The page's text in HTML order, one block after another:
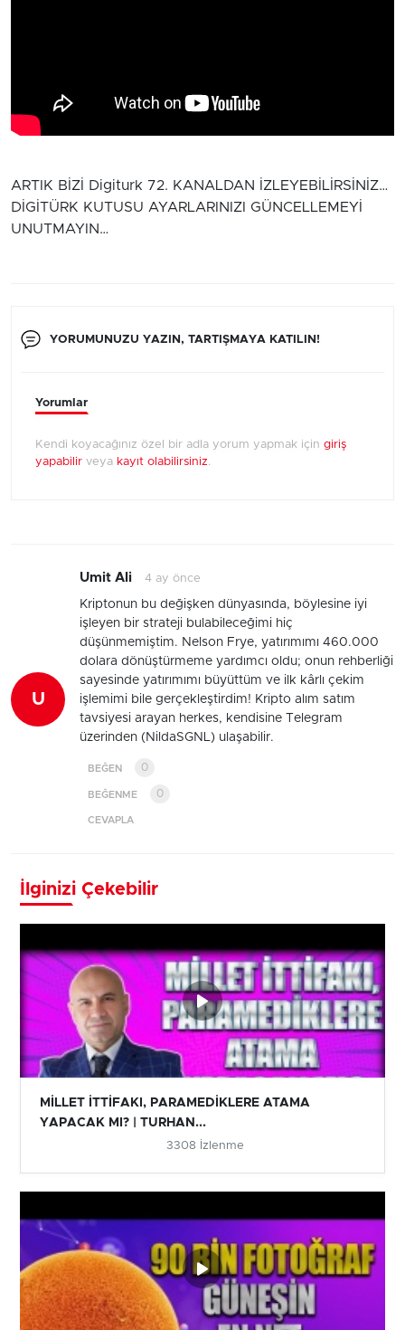
ARTIK BİZİ Digiturk 72. KANALDAN İZLEYEBİLİRSİNİZ…
DİGİTÜRK KUTUSU AYARLARINIZI GÜNCELLEMEYİ
UNUTMAYIN…
YORUMUNUZU YAZIN, TARTIŞMAYA KATILIN!
Yorumlar
Kendi koyacağınız özel bir adla yorum yapmak için giriş
yapabilir veya kayıt olabilirsiniz.
U
Umit Ali 4 ay önce
Kriptonun bu değişken dünyasında, böylesine iyi
işleyen bir strateji bulabileceğimi hiç
düşünmemiştim. Nelson Frye, yatırımımı 460.000
dolara dönüştürmeme yardımcı oldu; onun rehberliği
sayesinde yatırımımı büyüttüm ve ilk kârlı çekim
işlemimi bile gerçekleştirdim! Kripto alım satım
tavsiyesi arayan herkes, kendisine Telegram
üzerinden (NildaSGNL) ulaşabilir.
BEĞEN 0
BEĞENME 0
CEVAPLA
İlginizi Çekebilir
MİLLET İTTİFAKI, PARAMEDİKLERE ATAMA
YAPACAK MI? | TURHAN...
3308 İzlenme